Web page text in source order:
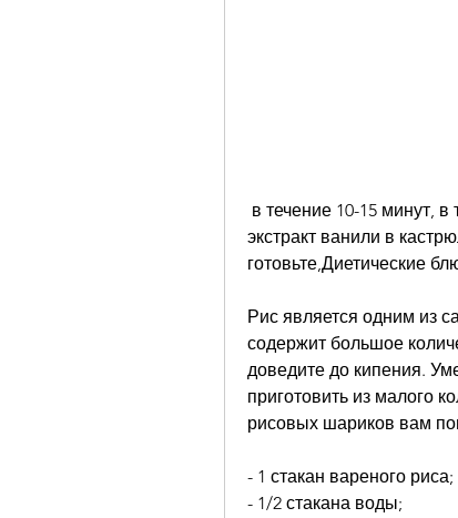
экстракт ванили в
готовьте,Диетические
Рис является одним из
содержит большое
доведите до кипения.
приготовить из малого
рисовых шариков вам
- 1 стакан вареного риса;
- 1/2 стакана воды;